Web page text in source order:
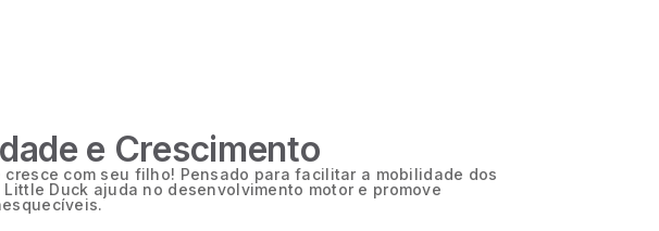
e Crescimento
cresce com seu filho! Pensado para facilitar a mobilidade dos
Little Duck ajuda no desenvolvimento motor e promove